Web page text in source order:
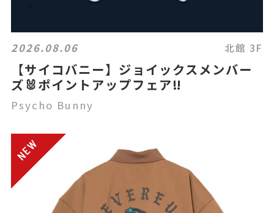
2026.08.06 北館 3F
【サイコバニー】ジョイックスメンバー
ズ🐰ポイントアップフェア‼️
Psycho Bunny